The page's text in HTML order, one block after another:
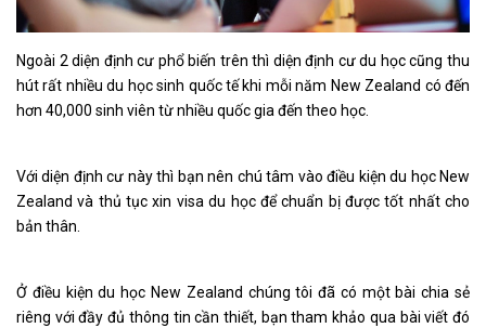
Ngoài 2 diện định cư phổ biến trên thì diện định cư du học cũng thu
hút rất nhiều du học sinh quốc tế khi mỗi năm New Zealand có đến
hơn 40,000 sinh viên từ nhiều quốc gia đến theo học.
Với diện định cư này thì bạn nên chú tâm vào điều kiện du học New
Zealand và thủ tục xin visa du học để chuẩn bị được tốt nhất cho
bản thân.
Ở điều kiện du học New Zealand chúng tôi đã có một bài chia sẻ
riêng với đầy đủ thông tin cần thiết, bạn tham khảo qua bài viết đó